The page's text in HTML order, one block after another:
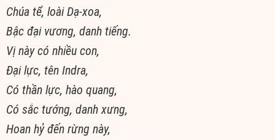
Chúa tể, loài Dạ-xoa,
Bậc đại vương, danh tiếng.
Vị này có nhiều con,
Ðại lực, tên Indra,
Có thần lực, hào quang,
Có sắc tướng, danh xưng,
Hoan hỷ đến rừng này,